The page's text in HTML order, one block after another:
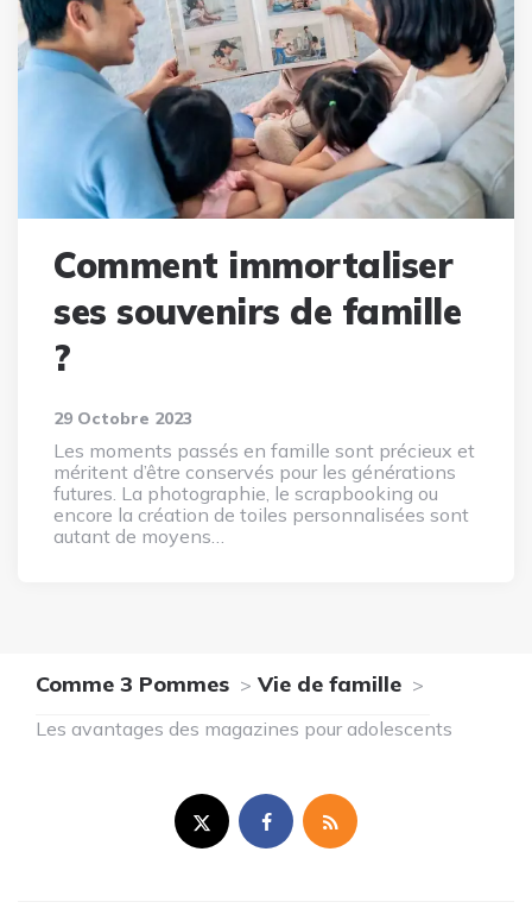
Comment immortaliser
ses souvenirs de famille
?
29 Octobre 2023
Les moments passés en famille sont précieux et
méritent d’être conservés pour les générations
futures. La photographie, le scrapbooking ou
encore la création de toiles personnalisées sont
autant de moyens…
Comme 3 Pommes Vie de famille
Les avantages des magazines pour adolescents